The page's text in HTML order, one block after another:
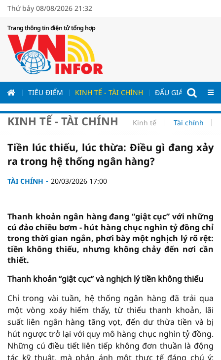
Thứ bảy 08/08/2026 21:32
Trang thông tin điện tử tổng hợp
TIÊU ĐIỂM KINH TẾ - TÀI CHÍNH ĐẤU GIÁ - ĐẤU
KINH TẾ - TÀI CHÍNH Kinh tế Tài chính
Tiền lúc thiếu, lúc thừa: Điều gì đang xảy
ra trong hệ thống ngân hàng?
TÀI CHÍNH 20/03/2026 17:00
Thanh khoản ngân hàng đang “giật cục” với những
cú đảo chiều bơm - hút hàng chục nghìn tỷ đồng chỉ
trong thời gian ngắn, phơi bày một nghịch lý rõ rệt:
tiền không thiếu, nhưng không chảy đến nơi cần
thiết.
Thanh khoản “giật cục” và nghịch lý tiền không thiếu
Chỉ trong vài tuần, hệ thống ngân hàng đã trải qua
một vòng xoáy hiếm thấy, từ thiếu thanh khoản, lãi
suất liên ngân hàng tăng vọt, đến dư thừa tiền và bị
hút ngược trở lại với quy mô hàng chục nghìn tỷ đồng.
Những cú điều tiết liên tiếp không đơn thuần là động
tác kỹ thuật, mà phản ánh một thực tế đáng chú ý: